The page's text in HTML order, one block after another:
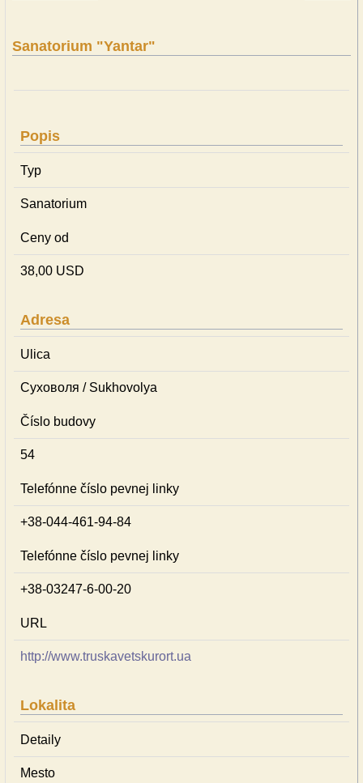
Sanatorium "Yantar"
Popis
Typ
Sanatorium
Ceny od
38,00 USD
Adresa
Ulica
Суховоля / Sukhovolya
Číslo budovy
54
Telefónne číslo pevnej linky
+38-044-461-94-84
Telefónne číslo pevnej linky
+38-03247-6-00-20
URL
http://www.truskavetskurort.ua
Lokalita
Detaily
Mesto